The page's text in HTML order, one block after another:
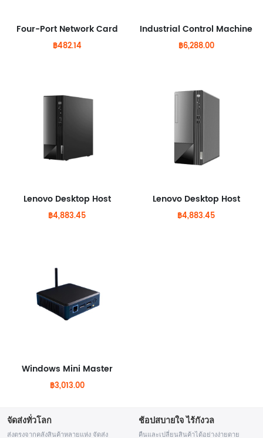
Four-Port Network Card
฿482.14
Industrial Control Machine
฿6,288.00
Lenovo Desktop Host
฿4,883.45
Lenovo Desktop Host
฿4,883.45
Windows Mini Master
฿3,013.00
จัดส่งทั่วโลก
ส่งตรงจากคลังสินค้าหลายแห่ง จัดส่ง
ช้อปสบายใจ ไร้กังวล
คืนและเปลี่ยนสินค้าได้อย่างง่ายดาย